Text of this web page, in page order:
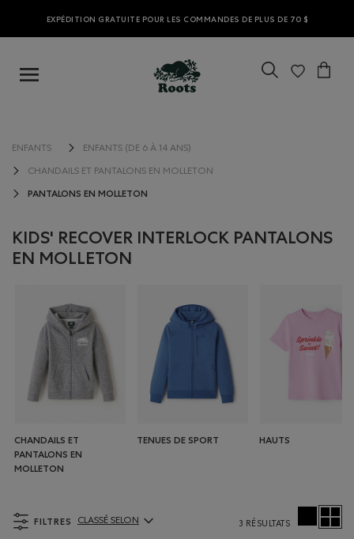
EXPÉDITION GRATUITE POUR LES COMMANDES DE PLUS DE 70 $
ENFANTS ENFANTS (DE 6 À 14 ANS)
CHANDAILS ET PANTALONS EN MOLLETON
PANTALONS EN MOLLETON
KIDS' RECOVER INTERLOCK PANTALONS
EN MOLLETON
CHANDAILS ET
PANTALONS EN
MOLLETON
TENUES DE SPORT HAUTS
FILTRES
ClassÃ© selon Articles:
CLASSÉ SELON 3 RÉSULTATS